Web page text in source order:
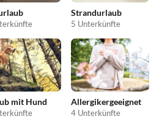
Strandurlaub
5 Unterkünfte
mit Hund Allergikergeeignet
4 Unterkünfte